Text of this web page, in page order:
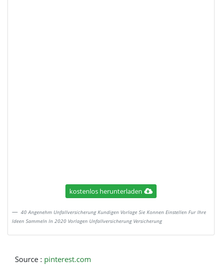
kostenlos herunterladen
40 Angenehm Unfallversicherung Kundigen Vorlage Sie Konnen Einstellen Fur Ihre
Ideen Sammeln In 2020 Vorlagen Unfallversicherung Versicherung
Source : pinterest.com